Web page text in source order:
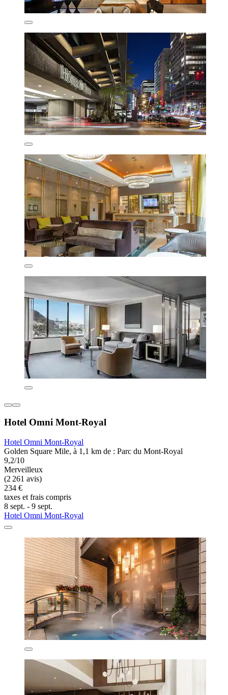
Hotel Omni Mont-Royal
Hotel Omni Mont-Royal
Golden Square Mile, à 1,1 km de : Parc du Mont-Royal
9,2/10
Merveilleux
(2 261 avis)
234 €
taxes et frais compris
8 sept. - 9 sept.
Hotel Omni Mont-Royal